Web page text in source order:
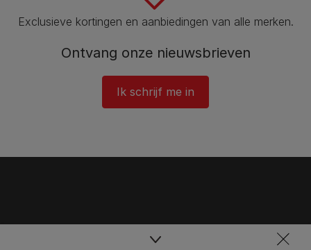
Exclusieve kortingen en aanbiedingen van alle merken.
Ontvang onze nieuwsbrieven
Ik schrijf me in